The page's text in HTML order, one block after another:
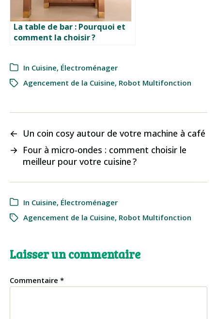
La table de bar : Pourquoi et
comment la choisir ?
In Cuisine, Électroménager
Agencement de la Cuisine, Robot Multifonction
← Un coin cosy autour de votre machine à café
→ Four à micro-ondes : comment choisir le
meilleur pour votre cuisine ?
In Cuisine, Électroménager
Agencement de la Cuisine, Robot Multifonction
Laisser un commentaire
Commentaire *